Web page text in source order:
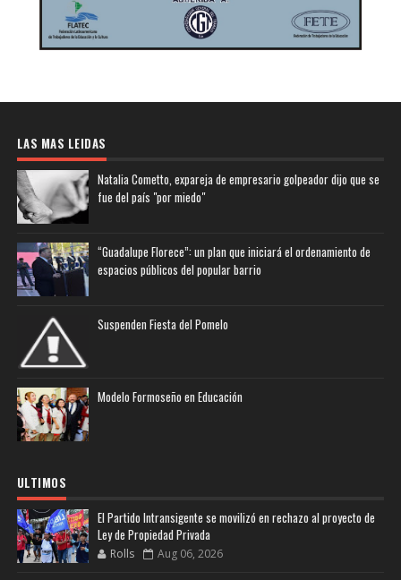
LAS MAS LEIDAS
Natalia Cometto, expareja de empresario golpeador dijo que se
fue del país "por miedo"
“Guadalupe Florece”: un plan que iniciará el ordenamiento de
espacios públicos del popular barrio
Suspenden Fiesta del Pomelo
Modelo Formoseño en Educación
ULTIMOS
El Partido Intransigente se movilizó en rechazo al proyecto de
Ley de Propiedad Privada
Rolls Aug 06, 2026